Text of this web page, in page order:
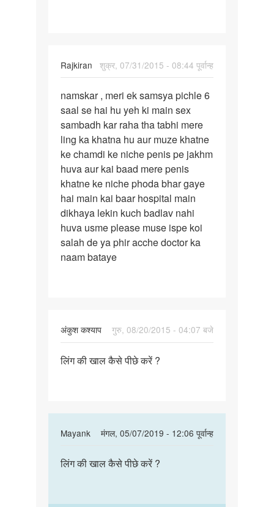
Rajkiran
शुक्र, 07/31/2015 - 08:44 पूर्वान्ह
namskar
,
meri
ek
samsya
namskar , meri ek samsya pichle 6
saal se hai hu yeh ki main sex
sambadh kar raha tha tabhi mere
ling ka khatna hu aur muze khatne
ke chamdi ke niche penis pe jakhm
huva aur kai baad mere penis
khatne ke niche phoda bhar gaye
hai main kai baar hospital main
dikhaya lekin kuch badlav nahi
huva usme please muse ispe koi
salah de ya phir acche doctor ka
naam bataye
अंकुश कश्याप
गुरु, 08/20/2015 - 04:07 बजे
लिंग
करें
लिंग की खाल कैसे पीछे करें ?
Mayank
मंगल, 05/07/2019 - 12:06 पूर्वान्ह
to
लिंग
लिंग की खाल कैसे पीछे करें ?